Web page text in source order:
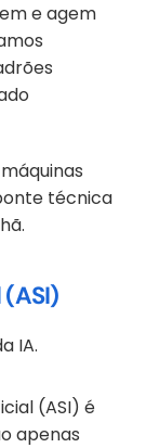
e agem
técnica
IA.
(ASI) é
apenas